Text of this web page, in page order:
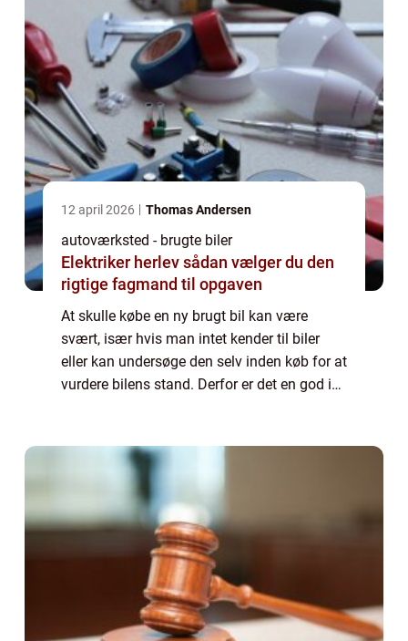
12 april 2026 Thomas Andersen
autoværksted - brugte biler
Elektriker herlev sådan vælger du den
rigtige fagmand til opgaven
At skulle købe en ny brugt bil kan være
svært, især hvis man intet kender til biler
eller kan undersøge den selv inden køb for at
vurdere bilens stand. Derfor er det en god ide